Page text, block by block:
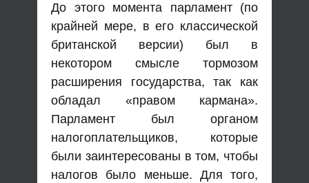
До этого момента парламент (по
крайней мере, в его классической
британской версии) был в
некотором смысле тормозом
расширения государства, так как
обладал «правом кармана».
Парламент был органом
налогоплательщиков, которые
были заинтересованы в том, чтобы
налогов было меньше. Для того,